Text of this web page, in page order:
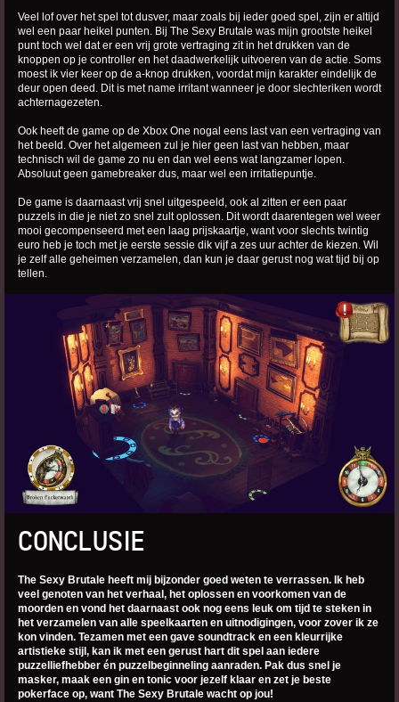
Veel lof over het spel tot dusver, maar zoals bij ieder goed spel, zijn er altijd
wel een paar heikel punten. Bij The Sexy Brutale was mijn grootste heikel
punt toch wel dat er een vrij grote vertraging zit in het drukken van de
knoppen op je controller en het daadwerkelijk uitvoeren van de actie. Soms
moest ik vier keer op de a-knop drukken, voordat mijn karakter eindelijk de
deur open deed. Dit is met name irritant wanneer je door slechteriken wordt
achternagezeten.
Ook heeft de game op de Xbox One nogal eens last van een vertraging van
het beeld. Over het algemeen zul je hier geen last van hebben, maar
technisch wil de game zo nu en dan wel eens wat langzamer lopen.
Absoluut geen gamebreaker dus, maar wel een irritatiepuntje.
De game is daarnaast vrij snel uitgespeeld, ook al zitten er een paar
puzzels in die je niet zo snel zult oplossen. Dit wordt daarentegen wel weer
mooi gecompenseerd met een laag prijskaartje, want voor slechts twintig
euro heb je toch met je eerste sessie dik vijf a zes uur achter de kiezen. Wil
je zelf alle geheimen verzamelen, dan kun je daar gerust nog wat tijd bij op
tellen.
CONCLUSIE
The Sexy Brutale heeft mij bijzonder goed weten te verrassen. Ik heb
veel genoten van het verhaal, het oplossen en voorkomen van de
moorden en vond het daarnaast ook nog eens leuk om tijd te steken in
het verzamelen van alle speelkaarten en uitnodigingen, voor zover ik ze
kon vinden. Tezamen met een gave soundtrack en een kleurrijke
artistieke stijl, kan ik met een gerust hart dit spel aan iedere
puzzelliefhebber én puzzelbeginneling aanraden. Pak dus snel je
masker, maak een gin en tonic voor jezelf klaar en zet je beste
pokerface op, want The Sexy Brutale wacht op jou!